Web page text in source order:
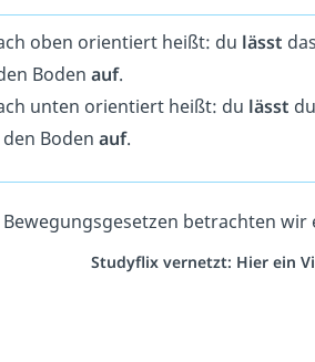
oben orientiert heißt: du lässt
Boden auf.
unten orientiert heißt: du lässt
Boden auf.
betrachten wir
Studyflix vernetzt: Hier ein